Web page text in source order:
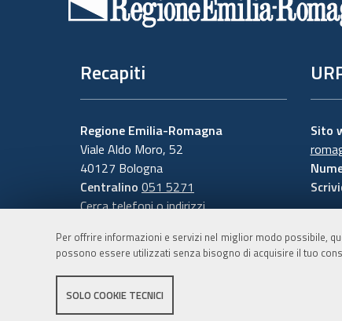
Per offrire informazioni e servizi nel miglior modo possibile,
possono essere utilizzati senza bisogno di acquisire il tuo
SOLO COOKIE TECNICI
Recapiti
Regione Emilia-Romagna
Viale Aldo Moro, 52
40127 Bologna
Centralino 051 5271
Cerca telefoni o indirizzi
Sito